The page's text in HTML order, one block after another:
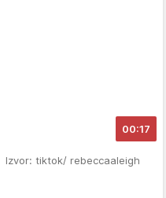
00:17
Izvor: tiktok/ rebeccaaleigh